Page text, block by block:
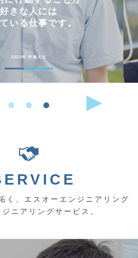
好きな人には
いる仕事です。
2022年 中途入社
く、エスオーエンジニアリング
ニアリングサービス。